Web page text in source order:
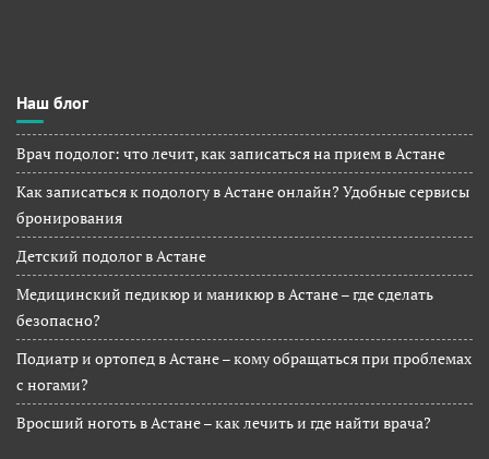
Наш блог
Врач подолог: что лечит, как записаться на прием в Астане
Как записаться к подологу в Астане онлайн? Удобные сервисы
бронирования
Детский подолог в Астане
Медицинский педикюр и маникюр в Астане – где сделать
безопасно?
Подиатр и ортопед в Астане – кому обращаться при проблемах
с ногами?
Вросший ноготь в Астане – как лечить и где найти врача?